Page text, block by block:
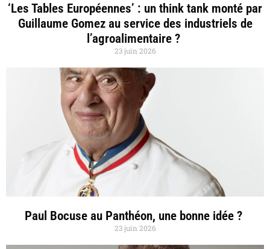
‘Les Tables Européennes’ : un think tank monté par
Guillaume Gomez au service des industriels de
l’agroalimentaire ?
23 juin 2026
Paul Bocuse au Panthéon, une bonne idée ?
23 juin 2026